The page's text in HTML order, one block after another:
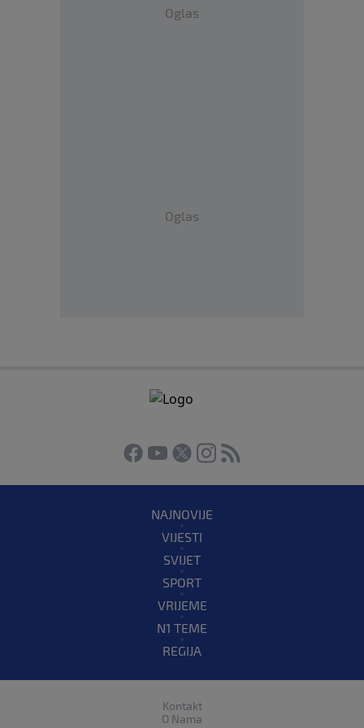
Oglas
Oglas
NAJNOVIJE
VIJESTI
SVIJET
SPORT
VRIJEME
N1 TEME
REGIJA
Kontakt
O Nama